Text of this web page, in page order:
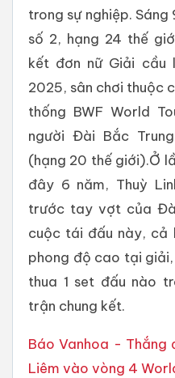
trong sự nghiệp. Sáng
số 2, hạng 24 thế
kết đơn nữ Giải cầu
2025, sân chơi thuộc
thống BWF World
người Đài Bắc
(hạng 20 thế giới).Ở
đây 6 năm, Thuỳ
trước tay vợt của
cuộc tái đấu này, cả
phong độ cao tại
thua 1 set đấu nào
trận chung kết.
Báo Vanhoa - Thắng
Liêm vào vòng 4